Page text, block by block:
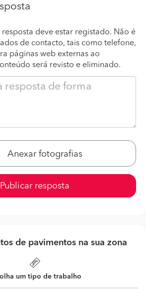
resposta deve estar registado. Não é
de contacto, tais como telefone,
páginas web externas ao
será revisto e eliminado.
Anexar fotografias
Publicar resposta
de pavimentos na sua zona
um tipo de trabalho